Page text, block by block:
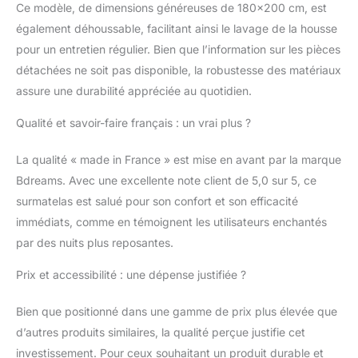
maintenant une
posture parfaite tout au
long de la nuit. Équipé
de 4 élastiques aux
coins, il assure une
stabilité maximale et un
votre matelas, vous
de sommeil
incomparable. Idéal
fermeté à votre
matelas, ce surmatelas
optimise le confort de
prolongeant sa durée
Ce surmatelas a été
spécialement pensé
Ce modèle, de dimensions généreuses de 180×200 cm, est
également déhoussable, facilitant ainsi le lavage de la housse
pour un entretien régulier. Bien que l’information sur les pièces
détachées ne soit pas disponible, la robustesse des matériaux
assure une durabilité appréciée au quotidien.
Qualité et savoir-faire français : un vrai plus ?
La qualité « made in France » est mise en avant par la marque
Bdreams. Avec une excellente note client de 5,0 sur 5, ce
surmatelas est salué pour son confort et son efficacité
immédiats, comme en témoignent les utilisateurs enchantés
par des nuits plus reposantes.
Prix et accessibilité : une dépense justifiée ?
Bien que positionné dans une gamme de prix plus élevée que
d’autres produits similaires, la qualité perçue justifie cet
investissement. Pour ceux souhaitant un produit durable et